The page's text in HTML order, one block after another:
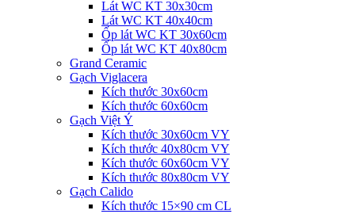
Lát WC KT 30x30cm
Lát WC KT 40x40cm
Ốp lát WC KT 30x60cm
Ốp lát WC KT 40x80cm
Grand Ceramic
Gạch Viglacera
Kích thước 30x60cm
Kích thước 60x60cm
Gạch Việt Ý
Kích thước 30x60cm VY
Kích thước 40x80cm VY
Kích thước 60x60cm VY
Kích thước 80x80cm VY
Gạch Calido
Kích thước 15×90 cm CL